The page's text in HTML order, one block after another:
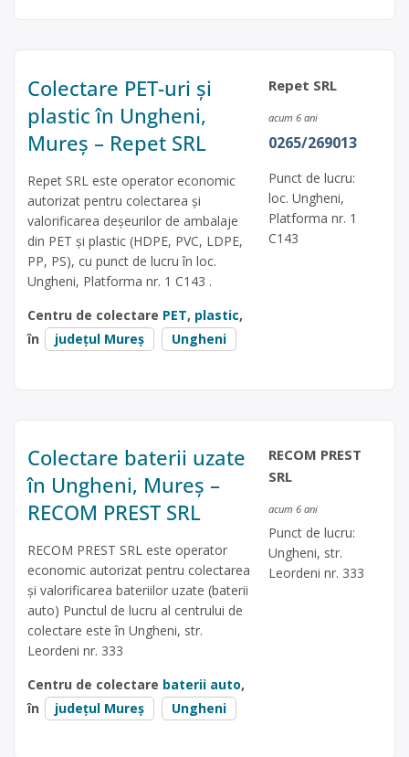
Colectare PET-uri și
plastic în Ungheni,
Mureș – Repet SRL
Repet SRL este operator economic
autorizat pentru colectarea și
valorificarea deșeurilor de ambalaje
din PET și plastic (HDPE, PVC, LDPE,
PP, PS), cu punct de lucru în loc.
Ungheni, Platforma nr. 1 C143 .
Centru de colectare PET, plastic,
în
județul Mureș Ungheni
Repet SRL
acum 6 ani
0265/269013
Punct de lucru:
loc. Ungheni,
Platforma nr. 1
C143
Colectare baterii uzate
în Ungheni, Mureș –
RECOM PREST SRL
RECOM PREST SRL este operator
economic autorizat pentru colectarea
și valorificarea bateriilor uzate (baterii
auto) Punctul de lucru al centrului de
colectare este în Ungheni, str.
Leordeni nr. 333
Centru de colectare baterii auto,
în
județul Mureș Ungheni
RECOM PREST
SRL
acum 6 ani
Punct de lucru:
Ungheni, str.
Leordeni nr. 333